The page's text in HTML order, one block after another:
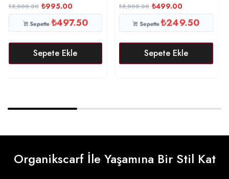
₺5,000.00 ₺995.00
Sepette₺497.50
Sepete Ekle
₺5,000.00 ₺499.00
Sepette₺249.50
Sepete Ekle
Organikscarf İle Yaşamına Bir Stil Kat